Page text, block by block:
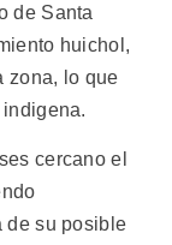
de Santa
huichol,
zona, lo que
cercano el
de su posible